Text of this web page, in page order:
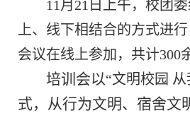
11月21日上午，校团委
上、线下相结合的方式进
会议在线上参加，共计300
培训会以“文明校园
式，从行为文明、宿舍文